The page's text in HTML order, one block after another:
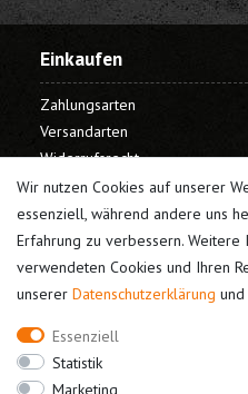
Wir nutzen Cookies auf unserer
essenziell, während andere uns
Erfahrung zu verbessern.
verwendeten Cookies und Ihren
unserer Daten­schutz­erklärung
Essenziell
Statistik
Marketing
Einkaufen
Zahlungsarten
Versandarten
Widerrufsrecht
Warenkorb
Kasse
Mein Konto
Registrieren
Login
Unternehmen